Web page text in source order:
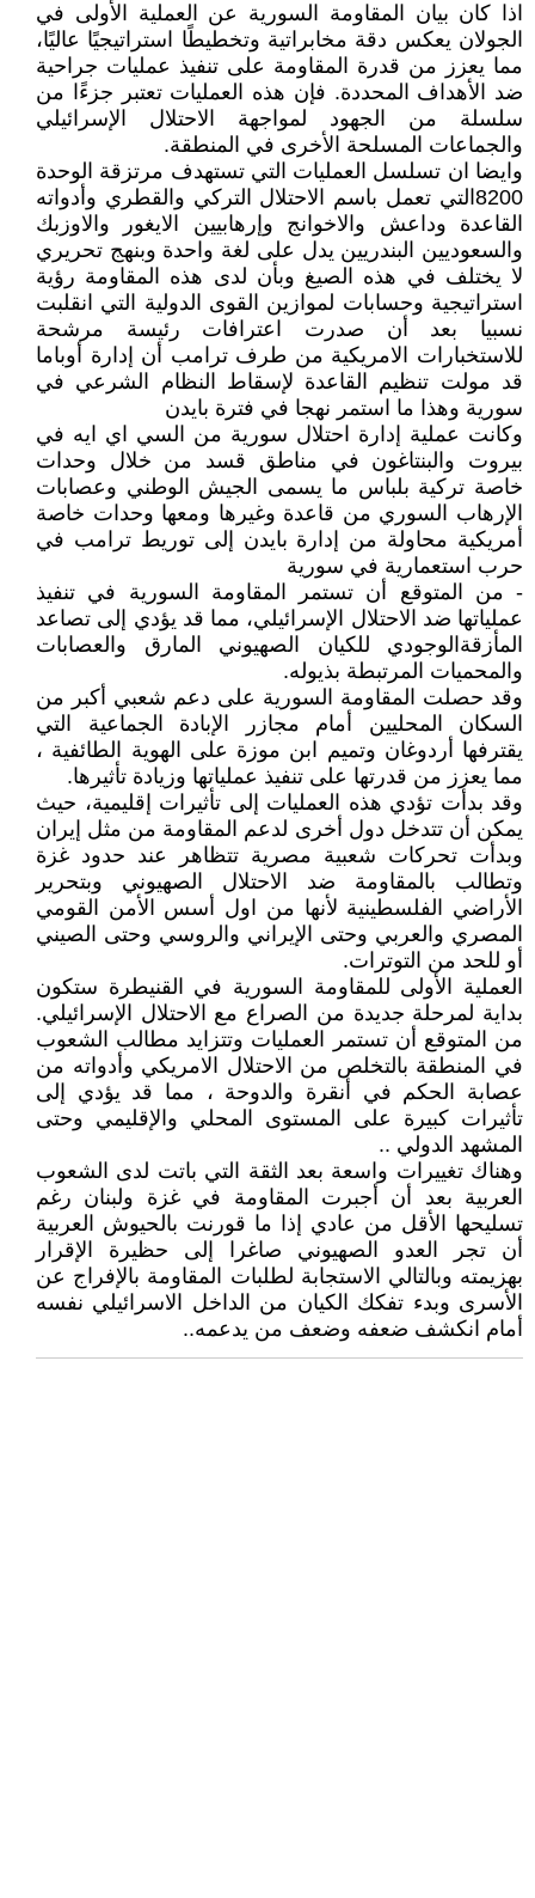
اذا كان بيان المقاومة السورية عن العملية الأولى في
الجولان يعكس دقة مخابراتية وتخطيطًا استراتيجيًا عاليًا،
مما يعزز من قدرة المقاومة على تنفيذ عمليات جراحية
ضد الأهداف المحددة. فإن هذه العمليات تعتبر جزءًا من
سلسلة من الجهود لمواجهة الاحتلال الإسرائيلي
والجماعات المسلحة الأخرى في المنطقة.
وايضا ان تسلسل العمليات التي تستهدف مرتزقة الوحدة
8200التي تعمل باسم الاحتلال التركي والقطري وأدواته
القاعدة وداعش والاخوانج وإرهابيين الايغور والاوزبك
والسعوديين البندريين يدل على لغة واحدة وبنهج تحريري
لا يختلف في هذه الصيغ وبأن لدى هذه المقاومة رؤية
استراتيجية وحسابات لموازين القوى الدولية التي انقلبت
نسبيا بعد أن صدرت اعترافات رئيسة مرشحة
للاستخبارات الامريكية من طرف ترامب أن إدارة أوباما
قد مولت تنظيم القاعدة لإسقاط النظام الشرعي في
سورية وهذا ما استمر نهجا في فترة بايدن
وكانت عملية إدارة احتلال سورية من السي اي ايه في
بيروت والبنتاغون في مناطق قسد من خلال وحدات
خاصة تركية بلباس ما يسمى الجيش الوطني وعصابات
الإرهاب السوري من قاعدة وغيرها ومعها وحدات خاصة
أمريكية محاولة من إدارة بايدن إلى توريط ترامب في
حرب استعمارية في سورية
- من المتوقع أن تستمر المقاومة السورية في تنفيذ
عملياتها ضد الاحتلال الإسرائيلي، مما قد يؤدي إلى تصاعد
المأزقةالوجودي للكيان الصهيوني المارق والعصابات
والمحميات المرتبطة بذيوله.
وقد حصلت المقاومة السورية على دعم شعبي أكبر من
السكان المحليين أمام مجازر الإبادة الجماعية التي
يقترفها أردوغان وتميم ابن موزة على الهوية الطائفية ،
مما يعزز من قدرتها على تنفيذ عملياتها وزيادة تأثيرها.
وقد بدأت تؤدي هذه العمليات إلى تأثيرات إقليمية، حيث
يمكن أن تتدخل دول أخرى لدعم المقاومة من مثل إيران
وبدأت تحركات شعبية مصرية تتظاهر عند حدود غزة
وتطالب بالمقاومة ضد الاحتلال الصهيوني وبتحرير
الأراضي الفلسطينية لأنها من اول أسس الأمن القومي
المصري والعربي وحتى الإيراني والروسي وحتى الصيني
أو للحد من التوترات.
العملية الأولى للمقاومة السورية في القنيطرة ستكون
بداية لمرحلة جديدة من الصراع مع الاحتلال الإسرائيلي.
من المتوقع أن تستمر العمليات وتتزايد مطالب الشعوب
في المنطقة بالتخلص من الاحتلال الامريكي وأدواته من
عصابة الحكم في أنقرة والدوحة ، مما قد يؤدي إلى
تأثيرات كبيرة على المستوى المحلي والإقليمي وحتى
المشهد الدولي ..
وهناك تغييرات واسعة بعد الثقة التي باتت لدى الشعوب
العربية بعد أن أجبرت المقاومة في غزة ولبنان رغم
تسليحها الأقل من عادي إذا ما قورنت بالحيوش العربية
أن تجر العدو الصهيوني صاغرا إلى حظيرة الإقرار
بهزيمته وبالتالي الاستجابة لطلبات المقاومة بالإفراج عن
الأسرى وبدء تفكك الكيان من الداخل الاسرائيلي نفسه
أمام انكشف ضعفه وضعف من يدعمه..